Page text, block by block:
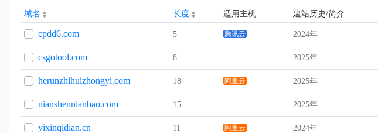
域名 长度 适用主机 建站历史/简介
cpdd6.com 5 腾讯云 2024年
csgotool.com 8 2025年
herunzhihuizhongyi.com 18 阿里云 2025年
nianshennianbao.com 15 2025年
yixinqidian.cn 11 阿里云 2024年